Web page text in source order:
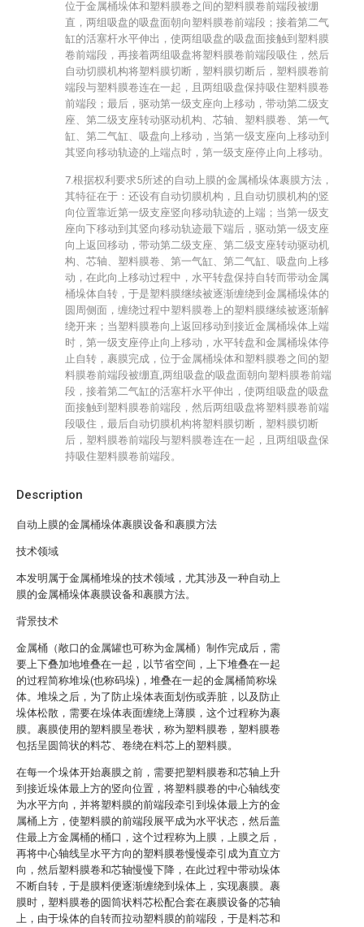
Description
自动上膜的金属桶垛体裹膜设备和裹膜方法
技术领域
本发明属于金属桶堆垛的技术领域，尤其涉及一种自动上
膜的金属桶垛体裹膜设备和裹膜方法。
背景技术
金属桶（敞口的金属罐也可称为金属桶）制作完成后，需
要上下叠加地堆叠在一起，以节省空间，上下堆叠在一起
的过程简称堆垛(也称码垛)，堆叠在一起的金属桶简称垛
体。堆垛之后，为了防止垛体表面划伤或弄脏，以及防止
垛体松散，需要在垛体表面缠绕上薄膜，这个过程称为裹
膜。裹膜使用的塑料膜呈卷状，称为塑料膜卷，塑料膜卷
包括呈圆筒状的料芯、卷绕在料芯上的塑料膜。
在每一个垛体开始裹膜之前，需要把塑料膜卷和芯轴上升
到接近垛体最上方的竖向位置，将塑料膜卷的中心轴线变
为水平方向，并将塑料膜的前端段牵引到垛体最上方的金
属桶上方，使塑料膜的前端段展平成为水平状态，然后盖
住最上方金属桶的桶口，这个过程称为上膜，上膜之后，
再将中心轴线呈水平方向的塑料膜卷慢慢牵引成为直立方
向，然后塑料膜卷和芯轴慢慢下降，在此过程中带动垛体
不断自转，于是膜料便逐渐缠绕到垛体上，实现裹膜。裹
膜时，塑料膜卷的圆筒状料芯松配合套在裹膜设备的芯轴
上，由于垛体的自转而拉动塑料膜的前端段，于是料芯和
位于金属桶垛体和塑料膜卷之间的塑料膜卷前端段被绷
直，两组吸盘的吸盘面朝向塑料膜卷前端段；接着第二气
缸的活塞杆水平伸出，使两组吸盘的吸盘面接触到塑料膜
卷前端段，再接着两组吸盘将塑料膜卷前端段吸住，然后
自动切膜机构将塑料膜切断，塑料膜切断后，塑料膜卷前
端段与塑料膜卷连在一起，且两组吸盘保持吸住塑料膜卷
前端段；最后，驱动第一级支座向上移动，带动第二级支
座、第二级支座转动驱动机构、芯轴、塑料膜卷、第一气
缸、第二气缸、吸盘向上移动，当第一级支座向上移动到
其竖向移动轨迹的上端点时，第一级支座停止向上移动。
7.根据权利要求5所述的自动上膜的金属桶垛体裹膜方法，
其特征在于：还设有自动切膜机构，且自动切膜机构的竖
向位置靠近第一级支座竖向移动轨迹的上端；当第一级支
座向下移动到其竖向移动轨迹最下端后，驱动第一级支座
向上返回移动，带动第二级支座、第二级支座转动驱动机
构、芯轴、塑料膜卷、第一气缸、第二气缸、吸盘向上移
动，在此向上移动过程中，水平转盘保持自转而带动金属
桶垛体自转，于是塑料膜继续被逐渐缠绕到金属桶垛体的
圆周侧面，缠绕过程中塑料膜卷上的塑料膜继续被逐渐解
绕开来；当塑料膜卷向上返回移动到接近金属桶垛体上端
时，第一级支座停止向上移动，水平转盘和金属桶垛体停
止自转，裹膜完成，位于金属桶垛体和塑料膜卷之间的塑
料膜卷前端段被绷直,两组吸盘的吸盘面朝向塑料膜卷前端
段，接着第二气缸的活塞杆水平伸出，使两组吸盘的吸盘
面接触到塑料膜卷前端段，然后两组吸盘将塑料膜卷前端
段吸住，最后自动切膜机构将塑料膜切断，塑料膜切断
后，塑料膜卷前端段与塑料膜卷连在一起，且两组吸盘保
持吸住塑料膜卷前端段。